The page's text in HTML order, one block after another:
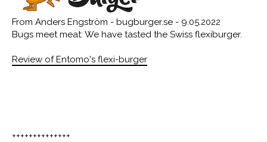
From Anders Engström - bugburger.se - 9.05.2022
Bugs meet meat: We have tasted the Swiss flexiburger.
Review of Entomo's flexi-burger
++++++++++++++